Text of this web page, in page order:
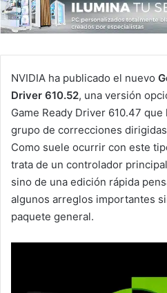
NVIDIA ha publicado el nuevo
Driver 610.52, una versión
Game Ready Driver 610.47
grupo de correcciones
Como suele ocurrir con este
trata de un controlador
sino de una edición rápida
algunos arreglos importantes
paquete general.